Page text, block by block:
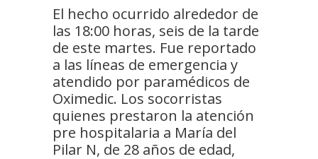
El hecho ocurrido alrededor de
las 18:00 horas, seis de la tarde
de este martes. Fue reportado
a las líneas de emergencia y
atendido por paramédicos de
Oximedic. Los socorristas
quienes prestaron la atención
pre hospitalaria a María del
Pilar N, de 28 años de edad,